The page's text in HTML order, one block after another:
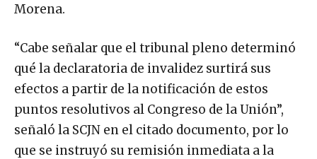
Morena.
“Cabe señalar que el tribunal pleno determinó
qué la declaratoria de invalidez surtirá sus
efectos a partir de la notificación de estos
puntos resolutivos al Congreso de la Unión”,
señaló la SCJN en el citado documento, por lo
que se instruyó su remisión inmediata a la